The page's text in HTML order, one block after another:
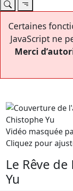
Certaines
JavaScript ne
Merci
Vidéo masquée
Cliquez pour
Le Rêve
Yu